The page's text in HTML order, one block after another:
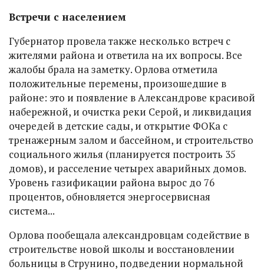
Встречи с населением
Губернатор провела также несколько встреч с
жителями района и ответила на их вопросы. Все
жалобы брала на заметку. Орлова отметила
положительные перемены, произошедшие в
районе: это и появление в Александрове красивой
набережной, и очистка реки Серой, и ликвидация
очередей в детские сады, и открытие ФОКа с
тренажерным залом и бассейном, и строительство
социального жилья (планируется построить 35
домов), и расселение четырех аварийных домов.
Уровень газификации района вырос до 76
процентов, обновляется энергосервисная
система...
Орлова пообещала александровцам содействие в
строительстве новой школы и восстановлении
больницы в Струнино, подведении нормальной